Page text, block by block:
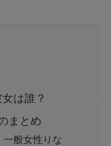
は誰？
まとめ
一般女性りな